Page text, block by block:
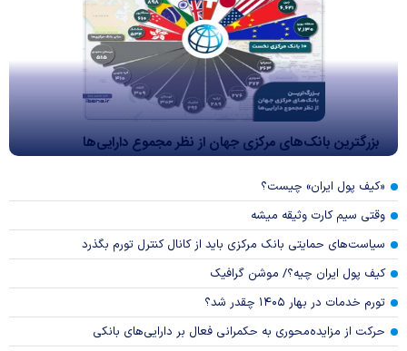
بزرگترین بانک‌های مرکزی جهان از نظر مجموع دارایی‌ها
«کیف پول ایران» چیست؟
وقتی سیم کارت وثیقه میشه
سیاست‌های حمایتی بانک مرکزی باید از کانال کنترل تورم بگذرد
کیف پول ایران چیه؟/ موشن گرافیک
تورم خدمات در بهار ۱۴۰۵ چقدر شد؟
حرکت از مزایده‌محوری به حکمرانی فعال بر دارایی‌های بانکی